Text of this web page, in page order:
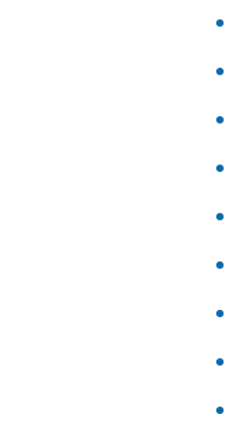
Pompes
Pompes